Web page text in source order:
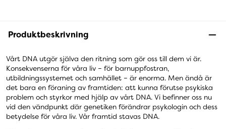
Produktbeskrivning
Vårt DNA utgör själva den ritning som gör oss till dem vi är.
Konsekvenserna för våra liv – för barnuppfostran,
utbildningssystemet och samhället – är enorma. Men ändå är
det bara en föraning av framtiden: att kunna förutse psykiska
problem och styrkor med hjälp av vårt DNA. Vi befinner oss nu
vid den vändpunkt där genetiken förändrar psykologin och dess
betydelse för våra liv. Vår framtid stavas DNA.